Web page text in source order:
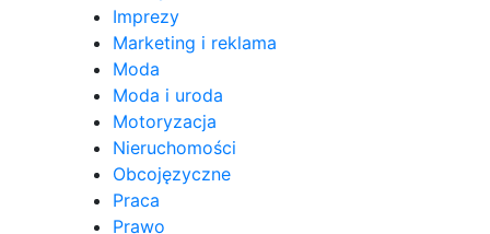
Imprezy
Marketing i reklama
Moda
Moda i uroda
Motoryzacja
Nieruchomości
Obcojęzyczne
Praca
Prawo